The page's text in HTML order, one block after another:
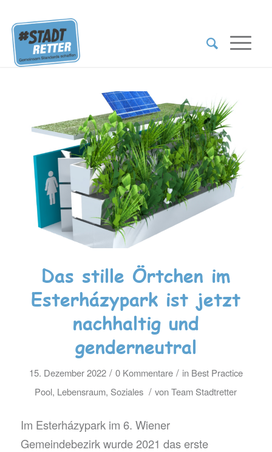
Das stille Örtchen im
Esterházypark ist jetzt
nachhaltig und
genderneutral
15. Dezember 2022 / 0 Kommentare / in Best Practice
Pool, Lebensraum, Soziales / vonTeam Stadtretter
Im Esterházypark im 6. Wiener
Gemeindebezirk wurde 2021 das erste